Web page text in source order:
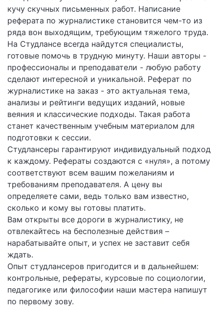
кучу скучных письменных работ. Написание
реферата по журналистике становится чем-то из
ряда вон выходящим, требующим тяжелого труда.
На Студлансе всегда найдутся специалисты,
готовые помочь в трудную минуту. Наши авторы -
профессионалы и преподаватели - любую работу
сделают интересной и уникальной. Реферат по
журналистике на заказ - это актуальная тема,
анализы и рейтинги ведущих изданий, новые
веяния и классические подходы. Такая работа
станет качественным учебным материалом для
подготовки к сессии.
Студлансеры гарантируют индивидуальный подход
к каждому. Рефераты создаются с «нуля», а потому
соответствуют всем вашим пожеланиям и
требованиям преподавателя. А цену вы
определяете сами, ведь только вам известно,
сколько и кому вы готовы платить.
Вам открыты все дороги в журналистику, не
отвлекайтесь на бесполезные действия –
нарабатывайте опыт, и успех не заставит себя
ждать.
Опыт студлансеров пригодится и в дальнейшем:
контрольные, рефераты, курсовые по социологии,
педагогике или философии наши мастера напишут
по первому зову.